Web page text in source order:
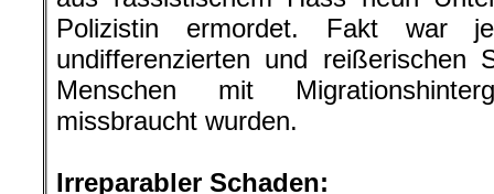
Polizistin ermordet. Fakt war
undifferenzierten und reißerischen
Menschen mit
missbraucht wurden.
Irreparabler Schaden: